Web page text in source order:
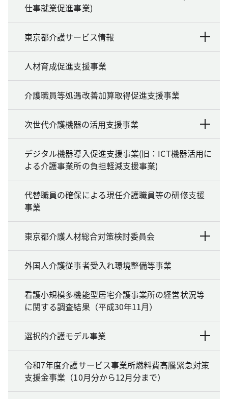
仕事就業促進事業)
東京都介護サービス情報
人材育成促進支援事業
介護職員等処遇改善加算取得促進支援事業
次世代介護機器の活用支援事業
デジタル機器導入促進支援事業(旧：ICT機器活用に
よる介護事業所の負担軽減支援事業)
代替職員の確保による現任介護職員等の研修支援
事業
東京都介護人材総合対策検討委員会
外国人介護従事者受入れ環境整備等事業
看護小規模多機能型居宅介護事業所の経営状況等
に関する調査結果（平成30年11月）
選択的介護モデル事業
令和7年度介護サービス事業所燃料費高騰緊急対策
支援金事業（10月分から12月分まで）